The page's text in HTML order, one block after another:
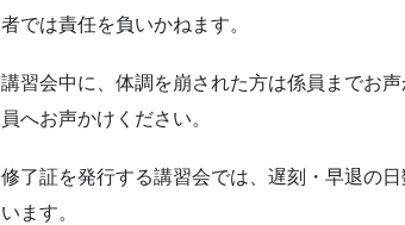
者では責任を負いかねます。
講習会中に、体調を崩された方は係員までお
員へお声かけください。
修了証を発行する講習会では、遅刻・早退の
います。